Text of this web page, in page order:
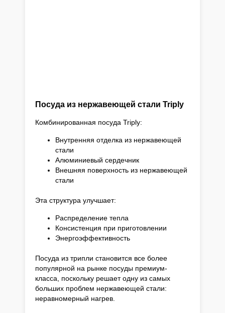
Посуда из нержавеющей стали Triply
Комбинированная посуда Triply:
Внутренняя отделка из нержавеющей
стали
Алюминиевый сердечник
Внешняя поверхность из нержавеющей
стали
Эта структура улучшает:
Распределение тепла
Консистенция при приготовлении
Энергоэффективность
Посуда из трипли становится все более
популярной на рынке посуды премиум-
класса, поскольку решает одну из самых
больших проблем нержавеющей стали:
неравномерный нагрев.